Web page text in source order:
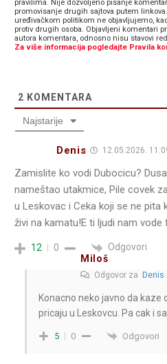
pravilima. Nije dozvoljeno pisanje
promovisanje drugih sajtova putem
uređivačkom politikom ne objavljujemo,
protiv drugih osoba. Objavljeni komentari
autora komentara, odnosno nisu stavovi
Za više informacija pogledajte Pravila
2 KOMENTARA
Najstarije
Denis 12.05.2026.
Zamislite ko vodi Dubocicu?
nameštao utakmice, Pile covek
u Leskovac i Ceka koji se ne pita
živi na kamatu!E ti ljudi nam
12 0
Odgovori
Miloš
Odgovor za Denis
Konacno neko javno da kaze
pricaju u Leskovcu. Pa cak i
5 0 Odgovori